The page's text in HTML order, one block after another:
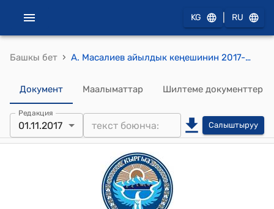
KG RU
Башкы бет › А. Масалиев айылдык кеңешинин 2017-жылдын 01-ноябрындагы №12/6 "Кыргыз Республикасынын Финансы министрлиги Кадамжай башкармалыгынын 2017-жылдын 4-сентябрындагы № 02-39 /196 каты жөнүндө" токтому
Документ Маалыматтар Шилтеме документтер
Редакция
01.11.2017 Салыштыруу